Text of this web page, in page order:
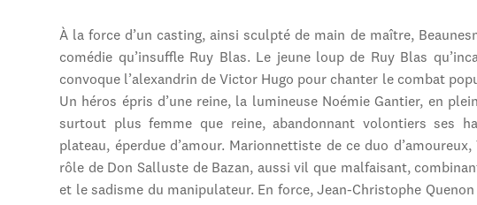
À la force d’un casting, ainsi sculpté de main de maître,
comédie qu’insuffle Ruy Blas. Le jeune loup de Ruy Blas
convoque l’alexandrin de Victor Hugo pour chanter le combat
Un héros épris d’une reine, la lumineuse Noémie Gantier, en
surtout plus femme que reine, abandonnant volontiers ses
plateau, éperdue d’amour. Marionnettiste de ce duo
rôle de Don Salluste de Bazan, aussi vil que malfaisant,
et le sadisme du manipulateur. En force, Jean-Christophe